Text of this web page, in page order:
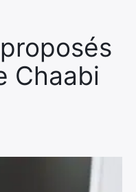
Chaabi